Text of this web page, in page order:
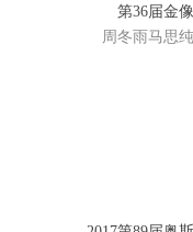
第36届金
周冬雨马思